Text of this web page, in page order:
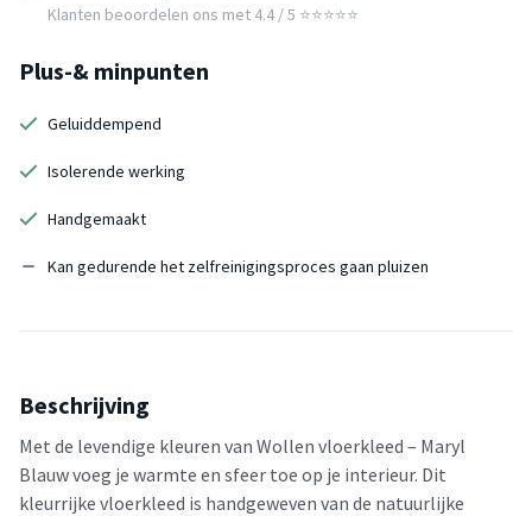
Klanten beoordelen ons met 4.4 / 5 ⭐⭐⭐⭐⭐
Plus-& minpunten
Geluiddempend
Isolerende werking
Handgemaakt
Kan gedurende het zelfreinigingsproces gaan pluizen
Beschrijving
Met de levendige kleuren van Wollen vloerkleed – Maryl
Blauw voeg je warmte en sfeer toe op je interieur. Dit
kleurrijke vloerkleed is handgeweven van de natuurlijke